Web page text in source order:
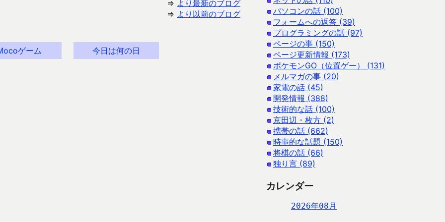
⇒ より最新のブログ
⇒ より以前のブログ
ゲーム 今日は何の日
パソコンの話 (100)
フォームへの返答 (39)
プログラミングの話 (97)
ページの事 (150)
ページ更新情報 (173)
ポケモンGO（位置ゲー） (131)
メルマガの事 (20)
家電の話 (45)
開発情報 (388)
技術的な話 (100)
京田辺・枚方 (2)
携帯の話 (662)
時事的な話題 (150)
将棋の話 (66)
独り言 (89)
カレンダー
2026年08月